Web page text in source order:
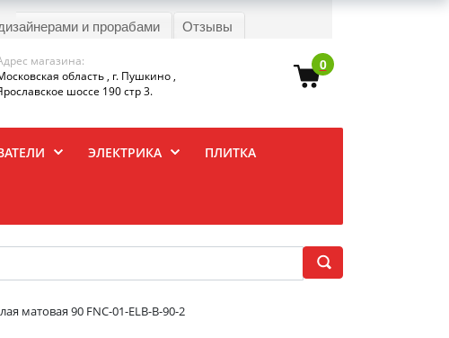
и прорабами Отзывы
0
магазина:
область , г. Пушкино ,
шоссе 190 стр 3.
ЭЛЕКТРИКА ПЛИТКА
матовая 90 FNC-01-ELB-B-90-2